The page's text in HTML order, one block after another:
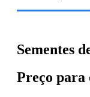
Sementes
Preço para